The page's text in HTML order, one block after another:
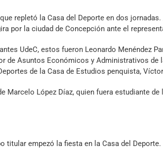
repletó la Casa del Deporte en dos
por la ciudad de Concepción ante el
UdeC, estos fueron Leonardo Menéndez
Asuntos Económicos y Administrativos de
de la Casa de Estudios penquista,
Marcelo López Díaz, quien fuera estudiante de
titular empezó la fiesta en la Casa del